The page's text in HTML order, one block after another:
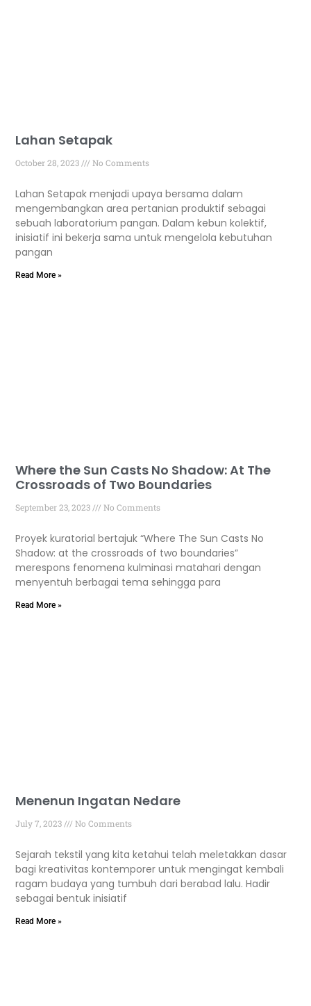
Lahan Setapak
October 28, 2023 No Comments
Lahan Setapak menjadi upaya bersama dalam
mengembangkan area pertanian produktif sebagai
sebuah laboratorium pangan. Dalam kebun kolektif,
inisiatif ini bekerja sama untuk mengelola kebutuhan
pangan
Read More »
Where the Sun Casts No Shadow: At The
Crossroads of Two Boundaries
September 23, 2023 No Comments
Proyek kuratorial bertajuk “Where The Sun Casts No
Shadow: at the crossroads of two boundaries”
merespons fenomena kulminasi matahari dengan
menyentuh berbagai tema sehingga para
Read More »
Menenun Ingatan Nedare
July 7, 2023 No Comments
Sejarah tekstil yang kita ketahui telah meletakkan dasar
bagi kreativitas kontemporer untuk mengingat kembali
ragam budaya yang tumbuh dari berabad lalu. Hadir
sebagai bentuk inisiatif
Read More »